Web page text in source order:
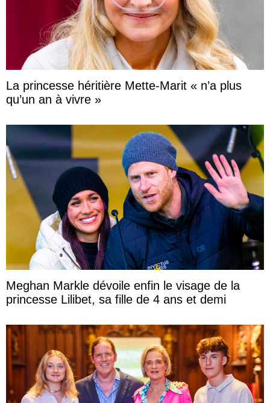
La princesse héritière Mette-Marit « n’a plus
qu’un an à vivre »
Meghan Markle dévoile enfin le visage de la
princesse Lilibet, sa fille de 4 ans et demi